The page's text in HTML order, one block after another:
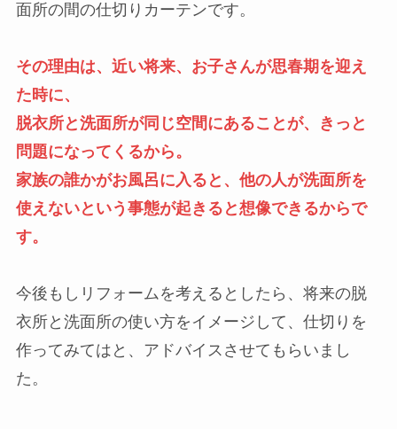
面所の間の仕切りカーテンです。
その理由は、近い将来、お子さんが思春期を迎え
た時に、
脱衣所と洗面所が同じ空間にあることが、きっと
問題になってくるから。
家族の誰かがお風呂に入ると、他の人が洗面所を
使えないという事態が起きると想像できるからで
す。
今後もしリフォームを考えるとしたら、将来の脱
衣所と洗面所の使い方をイメージして、仕切りを
作ってみてはと、アドバイスさせてもらいまし
た。